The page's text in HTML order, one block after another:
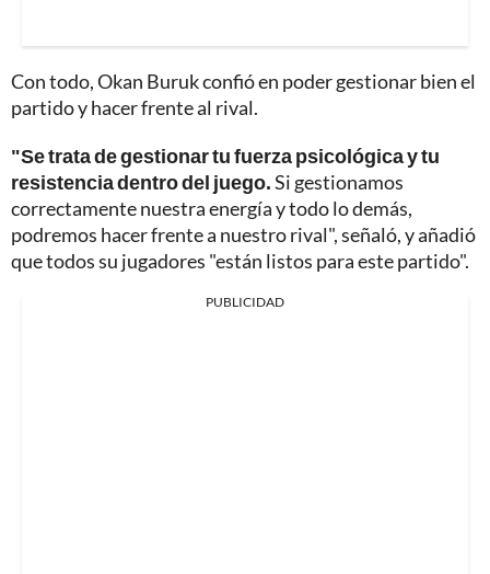
Con todo, Okan Buruk confió en poder gestionar bien el
partido y hacer frente al rival.
"Se trata de gestionar tu fuerza psicológica y tu
resistencia dentro del juego.Si gestionamos
correctamente nuestra energía y todo lo demás,
podremos hacer frente a nuestro rival", señaló, y añadió
que todos su jugadores "están listos para este partido".
PUBLICIDAD